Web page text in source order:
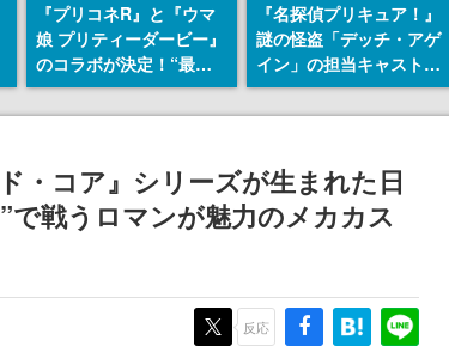
『プリコネR』と『ウマ
娘 プリティーダービー』
のコラボが決定！“最大
170連無料”の8.5周年キ
ャンペーンなども発表
『名探偵プリキュア！』
謎の怪盗「デッチ・アゲ
イン」の担当キャストは
天﨑滉平さんと判明。
『Re:ゼロから始める異
『ヒプノシスマイク』山
田三郎役など
・コア』シリーズが生まれた日
で戦うロマンが魅力のメカカス
反応